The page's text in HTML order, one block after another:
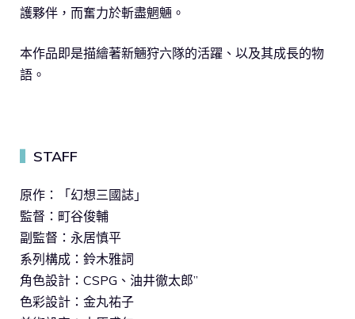
護夥伴，而奮力於斬盡魍魎。
本作品即是描繪著新魎狩六隊的活躍、以及其成長的物
語。
STAFF
原作：「幻想三國誌」
監督：町谷俊輔
副監督：永居慎平
系列構成：鈴木雅詞
角色設計：CSPG、油井徹太郎”
色彩設計：金丸祐子